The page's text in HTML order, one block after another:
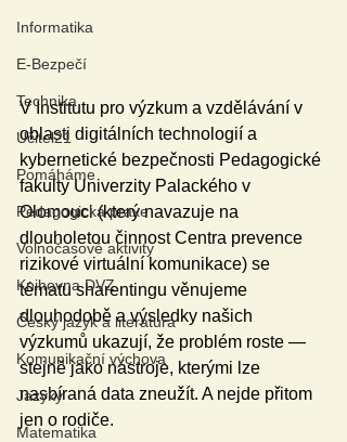
Informatika
E-Bezpečí
Technika
Učitel21
Pomáháme
Pedagogická praxe
Volnočasové aktivity
Knihovna DVZ
Český jazyk a literatura
Komunikační výchova
Jazyky
Matematika
V Institutu pro výzkum a vzdělávání v
oblasti digitálních technologií a
kybernetické bezpečnosti Pedagogické
fakulty Univerzity Palackého v
Olomouci (který navazuje na
dlouholetou činnost Centra prevence
rizikové virtuální komunikace) se
tématu sharentingu věnujeme
dlouhodobě a výsledky našich
výzkumů ukazují, že problém roste —
stejně jako nástroje, kterými lze
nasbíraná data zneužít. A nejde přitom
jen o rodiče.